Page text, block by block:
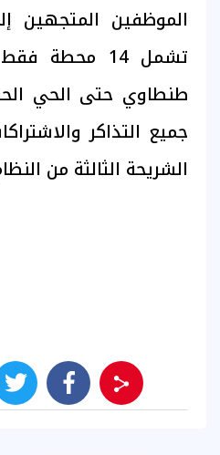
الموظفين المتجهين
تشمل 14
طنطاوي حتى الحي
جميع التذاكر
الشريحة الثالثة من